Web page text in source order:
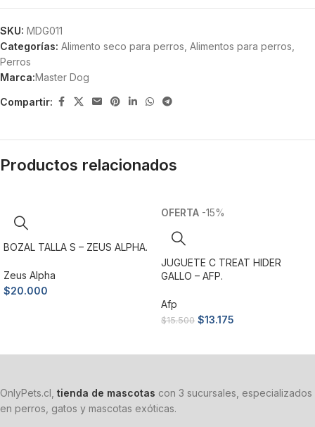
SKU: MDG011
Categorías: Alimento seco para perros Alimentos para perros
Perros
Marca:Master Dog
Compartir:
Productos relacionados
BOZAL TALLA S – ZEUS ALPHA.
Zeus Alpha
$20.000
-15%
JUGUETE C TREAT HIDER
GALLO – AFP.
Afp
$15.500 $13.175
OnlyPets.cl, tienda de mascotas con 3 sucursales, especializados
en perros, gatos y mascotas exóticas.